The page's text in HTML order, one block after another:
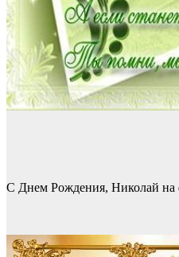
С Днем Рождения, Николай на